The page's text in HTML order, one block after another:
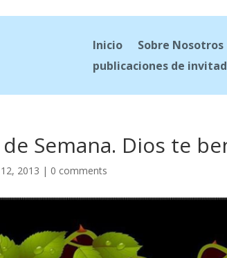
Inicio Sobre Nosotros
publicaciones de
Semana. Dios te
2013 | 0 comments